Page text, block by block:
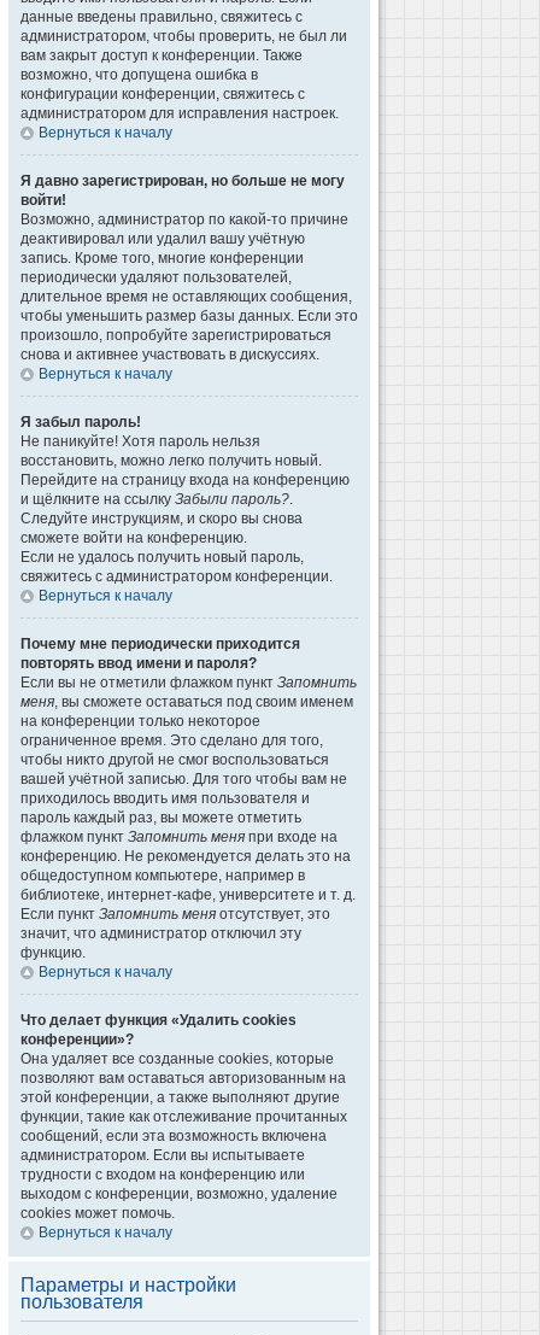
данные введены правильно, свяжитесь с
администратором, чтобы проверить, не был ли
вам закрыт доступ к конференции. Также
возможно, что допущена ошибка в
конфигурации конференции, свяжитесь с
администратором для исправления настроек.
Вернуться к началу
Я давно зарегистрирован, но больше не могу
войти!
Возможно, администратор по какой-то причине
деактивировал или удалил вашу учётную
запись. Кроме того, многие конференции
периодически удаляют пользователей,
длительное время не оставляющих сообщения,
чтобы уменьшить размер базы данных. Если это
произошло, попробуйте зарегистрироваться
снова и активнее участвовать в дискуссиях.
Вернуться к началу
Я забыл пароль!
Не паникуйте! Хотя пароль нельзя
восстановить, можно легко получить новый.
Перейдите на страницу входа на конференцию
и щёлкните на ссылку Забыли пароль?.
Следуйте инструкциям, и скоро вы снова
сможете войти на конференцию.
Если не удалось получить новый пароль,
свяжитесь с администратором конференции.
Вернуться к началу
Почему мне периодически приходится
повторять ввод имени и пароля?
Если вы не отметили флажком пункт Запомнить
меня, вы сможете оставаться под своим именем
на конференции только некоторое
ограниченное время. Это сделано для того,
чтобы никто другой не смог воспользоваться
вашей учётной записью. Для того чтобы вам не
приходилось вводить имя пользователя и
пароль каждый раз, вы можете отметить
флажком пункт Запомнить меня при входе на
конференцию. Не рекомендуется делать это на
общедоступном компьютере, например в
библиотеке, интернет-кафе, университете и т. д.
Если пункт Запомнить меня отсутствует, это
значит, что администратор отключил эту
функцию.
Вернуться к началу
Что делает функция «Удалить cookies
конференции»?
Она удаляет все созданные cookies, которые
позволяют вам оставаться авторизованным на
этой конференции, а также выполняют другие
функции, такие как отслеживание прочитанных
сообщений, если эта возможность включена
администратором. Если вы испытываете
трудности с входом на конференцию или
выходом с конференции, возможно, удаление
cookies может помочь.
Вернуться к началу
Параметры и настройки
пользователя